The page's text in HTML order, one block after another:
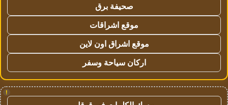
صحيفة برق
موقع اشراقات
موقع اشراق اون لاين
اركان سياحة وسفر
!